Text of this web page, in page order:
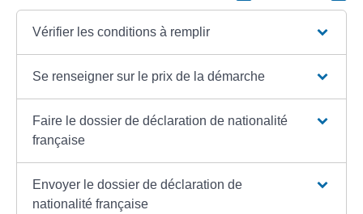
Vérifier les conditions à remplir
Se renseigner sur le prix de la démarche
Faire le dossier de déclaration de nationalité
française
Envoyer le dossier de déclaration de
nationalité française